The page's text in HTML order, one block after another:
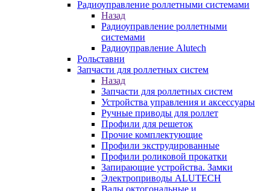
Радиоуправление роллетными системами
Назад
Радиоуправление роллетными
системами
Радиоуправление Alutech
Рольставни
Запчасти для роллетных систем
Назад
Запчасти для роллетных систем
Устройства управления и аксессуары
Ручные приводы для роллет
Профили для решеток
Прочие комплектующие
Профили экструдированные
Профили роликовой прокатки
Запирающие устройства. Замки
Электроприводы ALUTECH
Валы октогональные и